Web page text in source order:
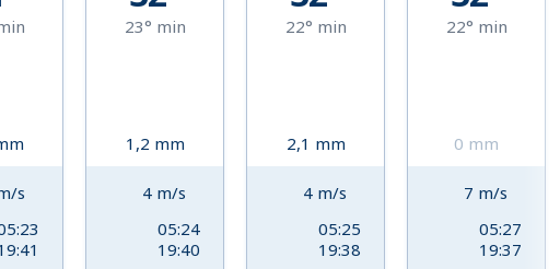
s
23° min
1,2 mm
4 m/s
05:24
19:40
22° min
2,1 mm
4 m/s
05:25
19:38
22° min
0 mm
7 m/s
05:27
19:37